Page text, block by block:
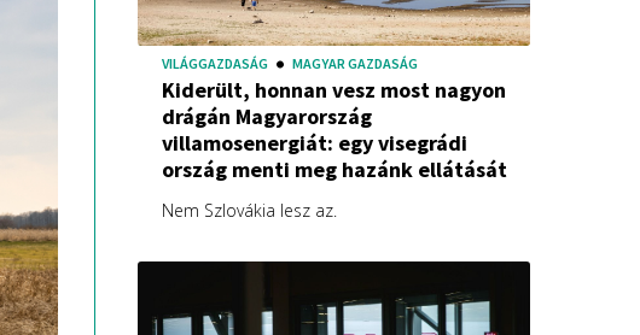
VILÁGGAZDASÁG MAGYAR GAZDASÁG
Kiderült, honnan vesz most nagyon
drágán Magyarország
villamosenergiát: egy visegrádi
ország menti meg hazánk ellátását
Nem Szlovákia lesz az.